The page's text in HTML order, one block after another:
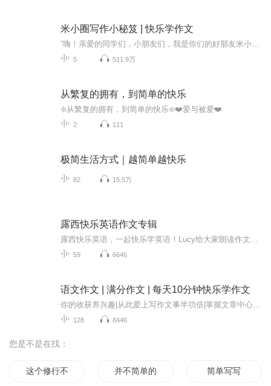
米小圈写作小秘笈 | 快乐学作文
5 511.9万
从繁复的拥有，到简单的快乐
❇️从繁复的拥有，到简单的快乐❇️❤️爱与被爱❤️
2 111
极简生活方式｜越简单越快乐
82 15.5万
露西快乐英语作文专辑
59 6646
语文作文 | 满分作文 | 每天10分钟快乐学作文
128 8446
您是不是在找：
这个修行不简单 并不简单的你 简单写写